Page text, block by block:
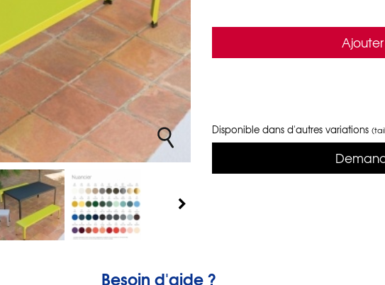
Disponible dans d'autres variations
Besoin d'aide ?